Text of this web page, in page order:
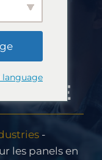
LES
-
les panels en
language